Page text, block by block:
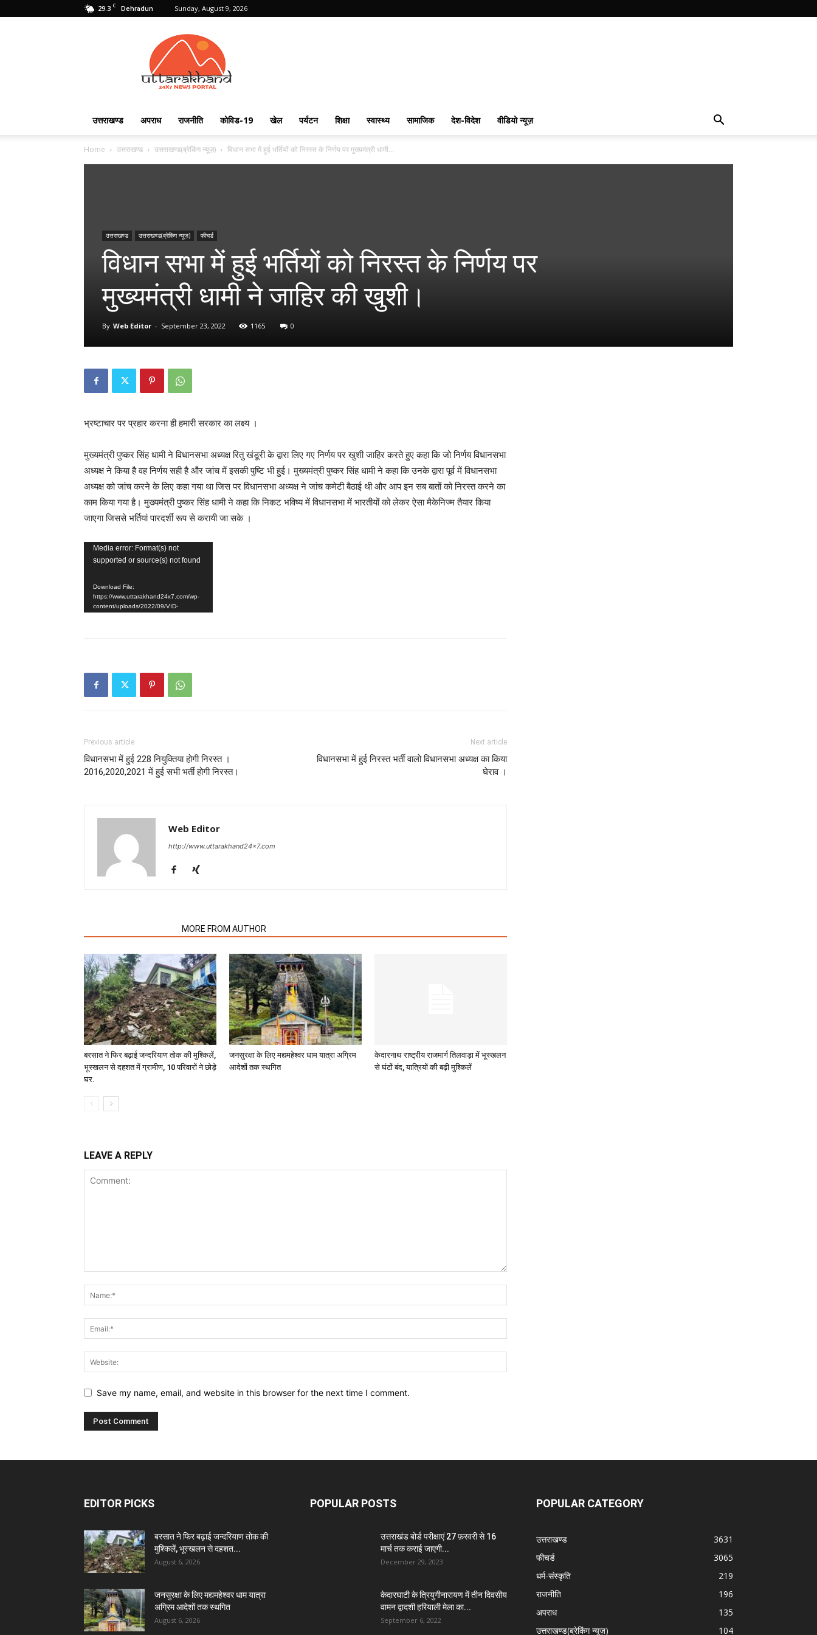
29.3 C Dehradun Sunday, August 9, 2026
Uttarakhand
24X7
उत्तराखण्ड अपराध राजनीति कोविड-19 खेल पर्यटन शिक्षा स्वास्थ्य सामाजिक देश-विदेश वीडियो न्यूज़
Home उत्तराखण्ड उत्तराखण्ड(ब्रेकिंग न्यूज़) विधान सभा में हुई भर्तियों को निरस्त के निर्णय पर मुख्यमंत्री धामी...
उत्तराखण्ड उत्तराखण्ड(ब्रेकिंग न्यूज़) फीचर्ड
विधान सभा में हुई भर्तियों को निरस्त के निर्णय पर
मुख्यमंत्री धामी ने जाहिर की खुशी।
By Web Editor - September 23, 2022 1165 0
भ्रष्टाचार पर प्रहार करना ही हमारी सरकार का लक्ष्य ।
मुख्यमंत्री पुष्कर सिंह धामी ने विधानसभा अध्यक्ष रितु खंडूरी के द्वारा लिए गए निर्णय पर खुशी जाहिर करते हुए कहा कि जो निर्णय विधानसभा
अध्यक्ष ने किया है वह निर्णय सही है और जांच में इसकी पुष्टि भी हुई। मुख्यमंत्री पुष्कर सिंह धामी ने कहा कि उनके द्वारा पूर्व में विधानसभा
अध्यक्ष को जांच करने के लिए कहा गया था जिस पर विधानसभा अध्यक्ष ने जांच कमेटी बैठाई थी और आप इन सब बातों को निरस्त करने का
काम किया गया है। मुख्यमंत्री पुष्कर सिंह धामी ने कहा कि निकट भविष्य में विधानसभा में भारतीयों को लेकर ऐसा मैकेनिज्म तैयार किया
जाएगा जिससे भर्तियां पारदर्शी रूप से करायी जा सके ।
Video
Player
Media error: Format(s) not
supported or source(s) not found
Download File:
https://www.uttarakhand24x7.com/wp-
content/uploads/2022/09/VID-
Previous article
विधानसभा में हुई 228 नियुक्तिया होगी निरस्त ।
2016,2020,2021 में हुई सभी भर्ती होगी निरस्त।
Next article
विधानसभा में हुई निरस्त भर्ती वालो विधानसभा अध्यक्ष का किया
घेराव ।
Web Editor
http://www.uttarakhand24x7.com
MORE FROM AUTHOR
बरसात ने फिर बढ़ाई जन्दरियाण तोक की मुश्किलें,
भूस्खलन से दहशत में ग्रामीण, 10 परिवारों ने छोड़े
घर.
जनसुरक्षा के लिए मद्यमहेश्वर धाम यात्रा अग्रिम
आदेशों तक स्थगित
केदारनाथ राष्ट्रीय राजमार्ग तिलवाड़ा में भूस्खलन
से घंटों बंद, यात्रियों की बढ़ी मुश्किलें
LEAVE A REPLY
Save my name, email, and website in this browser for the next time I comment.
EDITOR PICKS
बरसात ने फिर बढ़ाई जन्दरियाण तोक की
मुश्किलें, भूस्खलन से दहशत...
August 6, 2026
जनसुरक्षा के लिए मद्यमहेश्वर धाम यात्रा
अग्रिम आदेशों तक स्थगित
August 6, 2026
POPULAR POSTS
उत्तराखंड बोर्ड परीक्षाएं 27 फ़रवरी से 16
मार्च तक कराई जाएगी...
December 29, 2023
केदारघाटी के त्रियुगीनारायण में तीन दिवसीय
वामन द्वादशी हरियाली मेला का...
September 6, 2022
POPULAR CATEGORY
उत्तराखण्ड
3631
फीचर्ड
3065
धर्म-संस्कृति
219
राजनीति
196
अपराध
135
उत्तराखण्ड(ब्रेकिंग न्यूज़)
104